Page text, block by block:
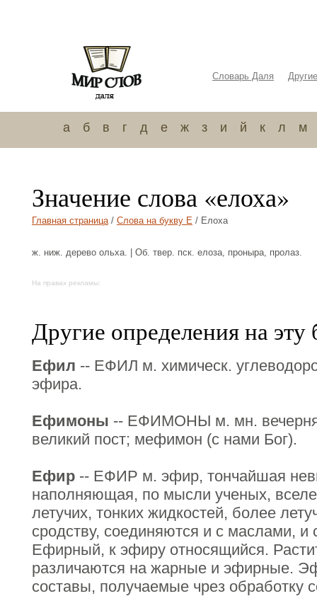
Словарь Даля
а б в г д е ж з и й к л м
Значение слова «елоха»
Главная страница/ Слова на букву Е / Елоха
ж. ниж. дерево ольха. | Об. твер. пск. елоза, проныра, пролаз.
На правах рекламы:
Другие определения на эту
Ефил -- ЕФИЛ м. химическ.
эфира.
Ефимоны -- ЕФИМОНЫ м. мн.
великий пост; мефимон (с нами Бог).
Ефир -- ЕФИР м. эфир, тончайшая
наполняющая, по мысли ученых,
летучих, тонких жидкостей, более
сродству, соединяются и с маслами,
Ефирный, к эфиру относящийся.
различаются на жарные и эфирные.
составы, получаемые чрез обработку